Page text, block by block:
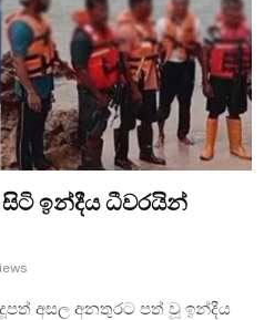
සිටි ඉන්දීය ධීවරයින්
දූපත් අසල අනතුරට පත් වූ ඉන්දීය